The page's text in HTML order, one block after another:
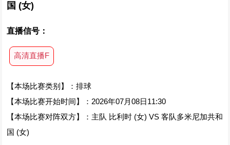
国 (女)
直播信号：
高清直播F
【本场比赛类别】：排球
【本场比赛开始时间】：2026年07月08日11:30
【本场比赛对阵双方】：主队 比利时 (女) VS 客队多米尼加共和
国 (女)